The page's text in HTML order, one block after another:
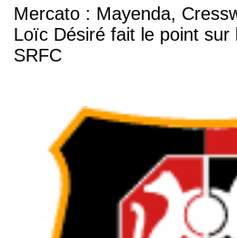
Mercato : Mayenda,
Loïc Désiré fait le point sur
SRFC